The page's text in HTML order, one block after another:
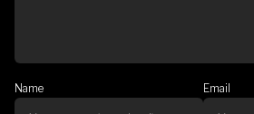
Name Email